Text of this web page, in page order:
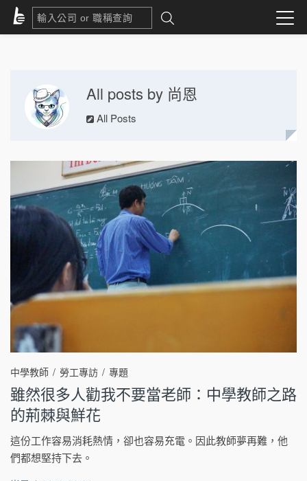
All posts by 尚恩
All Posts
中學教師 勞工專訪 專題
雖然很多人勸我不要當老師：中學教師之路
的荊棘與鮮花
這份工作容易消耗熱情，卻也容易充電。因此教師夢再難，他
們都想堅持下去。